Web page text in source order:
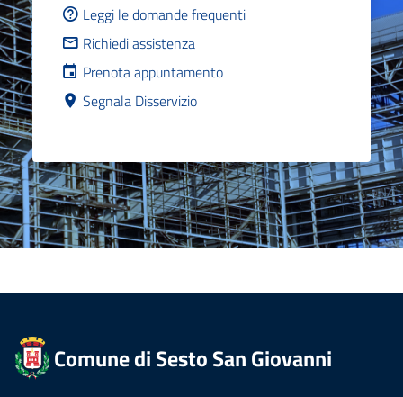
Leggi le domande frequenti
Richiedi assistenza
Prenota appuntamento
Segnala Disservizio
Comune di Sesto San Giovanni